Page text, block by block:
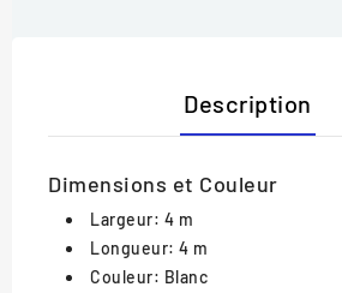
Description
Dimensions et Couleur
Largeur: 4 m
Longueur: 4 m
Couleur: Blanc